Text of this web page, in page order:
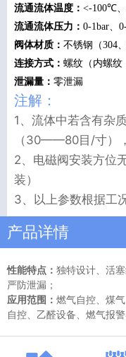
流通流体温度： <-100℃
流通流体压力： 0-1bar、
阀体材质： 不锈钢（304
连接方式 ： 螺纹（内螺纹
泄漏量： 零泄漏
注解：
1、流体中若含有杂
（30——80目/寸）
2、电磁阀安装方位
装）
3、以上参数根据工
产品详情
性能特点： 独特设计、活
严防泄漏；
应用范围： 燃气自控、煤
自控、乙醛设备、燃气报